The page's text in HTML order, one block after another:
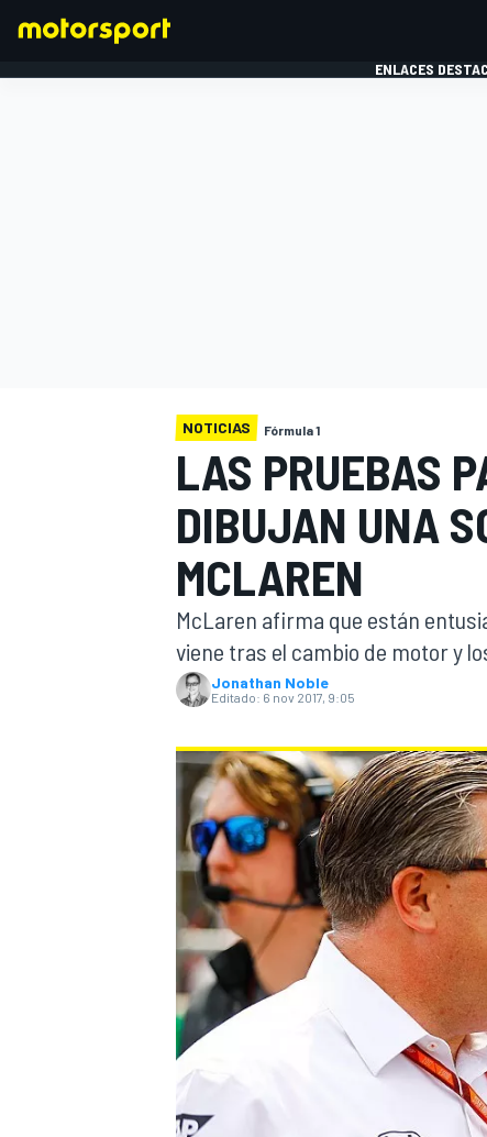
WEC FÓRMULA E
ENLACES
NOTICIAS Fórmula 1
LAS PRUEBAS
DIBUJAN UNA
MCLAREN
McLaren afirma que están
viene tras el cambio de motor y
Jonathan Noble
Editado: 6 nov 2017, 9:05